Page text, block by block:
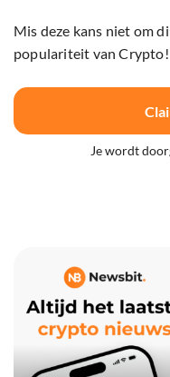
Mis deze kans niet om
populariteit van Crypto!
Je wordt